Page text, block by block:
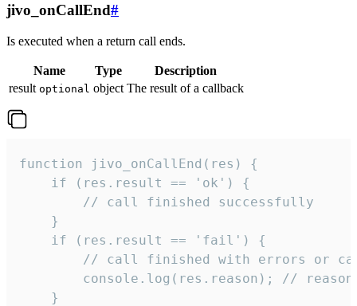
jivo_onCallEnd#
Is executed when a return call ends.
Name Type
Description
result optional object The result of a callback
function jivo_onCallEnd(res) {
    if (res.result == 'ok') {
        // call finished successfully
    }
    if (res.result == 'fail') {
// call finished with errors or
console.log(res.reason); //
    }